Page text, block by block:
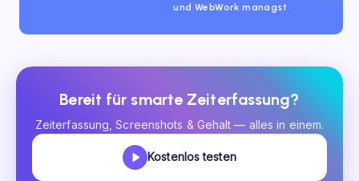
und WebWork managst
Bereit für smarte Zeiterfassung?
Zeiterfassung, Screenshots & Gehalt — alles in einem.
Kostenlos testen